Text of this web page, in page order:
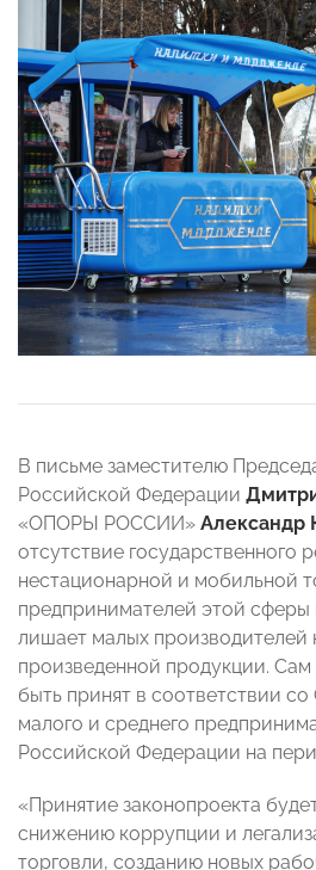
В письме заместителю
Российской Федерации
«ОПОРЫ РОССИИ» Александр
отсутствие государственного
нестационарной и мобильной
предпринимателей этой сферы
лишает малых производителей
произведенной продукции.
быть принят в соответствии со
малого и среднего
Российской Федерации на
«Принятие законопроекта
снижению коррупции и
торговли, созданию новых